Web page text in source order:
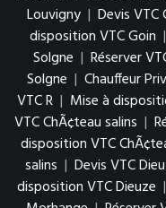
Louvigny | Devis VTC
disposition VTC Goin |
Solgne | Réserver
Solgne | Chauffeur
VTC R | Mise à
VTC ChÃ¢teau salins |
disposition VTC
salins | Devis VTC
disposition VTC Dieuze |